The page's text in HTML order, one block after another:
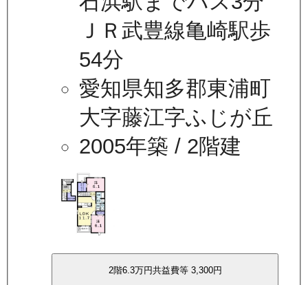
ＪＲ武豊線亀崎駅歩
54分
愛知県知多郡東浦町
大字藤江字ふじが丘
2005年築 / 2階建
2階6.3万円共益費等 3,300円